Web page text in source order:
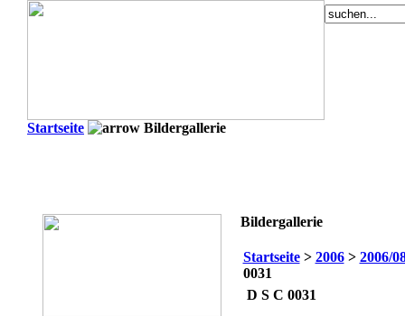
Startseite Bildergallerie
Bildergallerie
Startseite> 2006> 2006/
0031
D S C 0031